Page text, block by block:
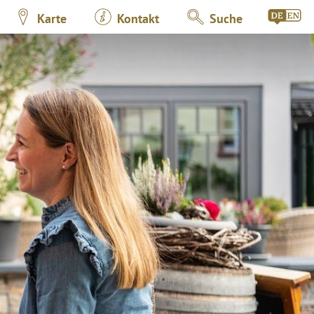
Karte Kontakt Suche